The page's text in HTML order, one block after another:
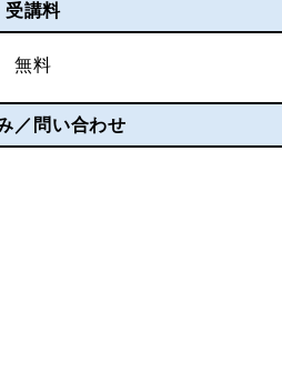
受講料
無料
／問い合わせ